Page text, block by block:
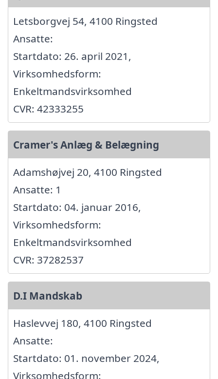
Letsborgvej 54, 4100 Ringsted
Ansatte:
Startdato: 26. april 2021,
Virksomhedsform:
Enkeltmandsvirksomhed
CVR: 42333255
Cramer's Anlæg & Belægning
Adamshøjvej 20, 4100 Ringsted
Ansatte: 1
Startdato: 04. januar 2016,
Virksomhedsform:
Enkeltmandsvirksomhed
CVR: 37282537
D.I Mandskab
Haslevvej 180, 4100 Ringsted
Ansatte:
Startdato: 01. november 2024,
Virksomhedsform: